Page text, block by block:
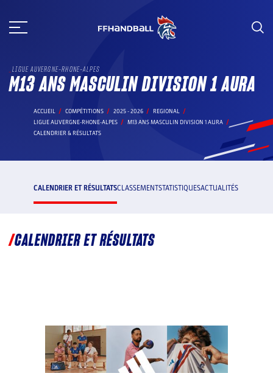
au
LIGUE AUVERGNE-RHONE-ALPES
M13 ANS MASCULIN DIVISION 1 AURA
ACCUEIL COMPÉTITIONS 2025 - 2026
REGIONAL
LIGUE AUVERGNE-RHONE-ALPES
M13 ANS MASCULIN DIVISION 1 AURA
CALENDRIER & RÉSULTATS
CALENDRIER ET RÉSULTATSCLASSEMENTSTATISTIQUESACTUALITÉS
CALENDRIER ET RÉSULTATS